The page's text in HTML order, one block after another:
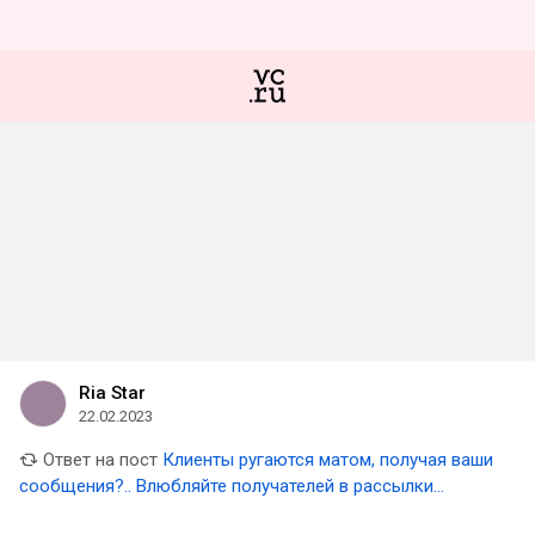
Ria Star
22.02.2023
Ответ на пост Клиенты ругаются матом, получая ваши
сообщения?.. Влюбляйте получателей в рассылки